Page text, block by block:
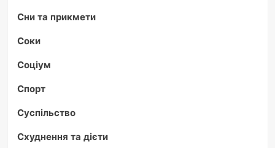
Сни та прикмети
Соки
Соціум
Спорт
Суспільство
Схуднення та дієти